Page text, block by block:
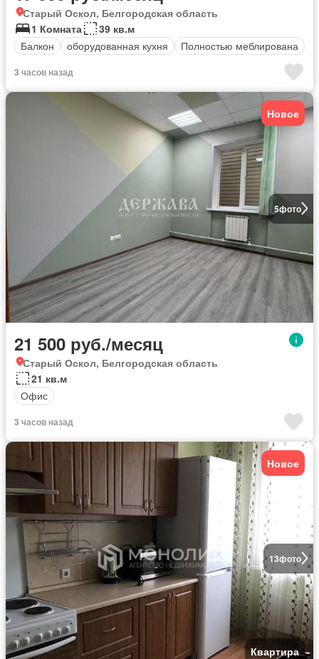
Старый Оскол, Белгородская область
1 Комната
39 кв.м
Балкон
оборудованная кухня Полностью меблирована
3 часов назад
5фото
Новое
21 500 руб./месяц
Старый Оскол, Белгородская область
21 кв.м
Офис
3 часов назад
13фото
Новое
Квартира